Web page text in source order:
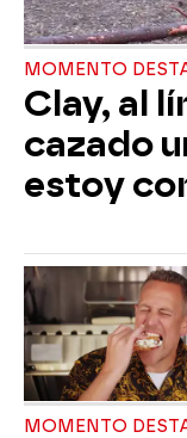
MOMENTO
Clay, al
cazado
estoy
MOMENTO